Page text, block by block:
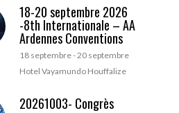
18-20 septembre 2026
-8th Internationale – AA
Ardennes Conventions
18 septembre-20 septembre
Hotel Vayamundo Houffalize
20261003- Congrès